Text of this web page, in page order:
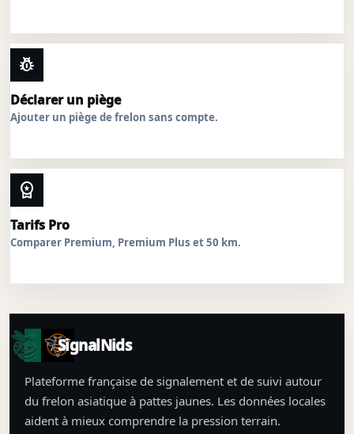
pest_control
Déclarer un piège
Ajouter un piège de frelon sans compte.
workspace_premium
Tarifs Pro
Comparer Premium, Premium Plus et 50 km.
SignalNids
Plateforme française de signalement et de suivi autour
du frelon asiatique à pattes jaunes. Les données locales
aident à mieux comprendre la pression terrain.